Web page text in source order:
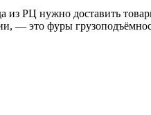
РЦ нужно доставить
— это фуры